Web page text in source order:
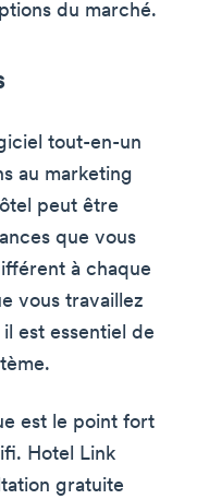
du marché.
tout-en-un
au marketing
peut être
que vous
à chaque
vous travaillez
est essentiel de
est le point fort
Hotel Link
gratuite